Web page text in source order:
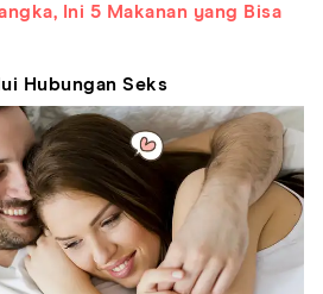
Ini 5 Makanan yang Bisa
Hubungan Seks